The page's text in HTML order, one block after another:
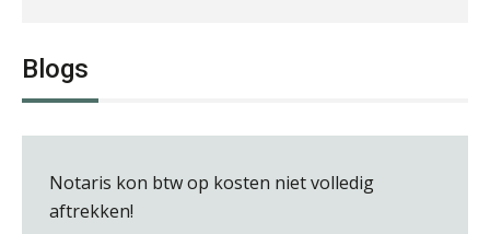
Kirsten Roskam
Blogs
Notaris kon btw op kosten niet volledig
aftrekken!